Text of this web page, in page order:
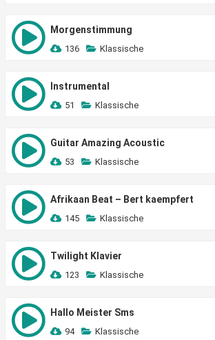
Morgenstimmung
136 Klassische
Instrumental
51 Klassische
Guitar Amazing Acoustic
53 Klassische
Afrikaan Beat – Bert kaempfert
145 Klassische
Twilight Klavier
123 Klassische
Hallo Meister Sms
94 Klassische